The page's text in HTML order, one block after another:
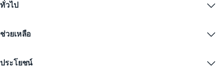
VPN for macOS
iOS VPN
Firefox
ทั่วไป
ดาวน์โหลด VPN
ราคา
ช่วยเหลือ
ติดต่อเรา
ประโยชน์